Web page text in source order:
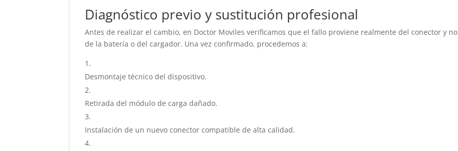
Diagnóstico previo y sustitución profesional
Antes de realizar el cambio, en Doctor Moviles verificamos que el fallo proviene realmente del conector y no
de la batería o del cargador. Una vez confirmado, procedemos a:
Desmontaje técnico del dispositivo.
Retirada del módulo de carga dañado.
Instalación de un nuevo conector compatible de alta calidad.